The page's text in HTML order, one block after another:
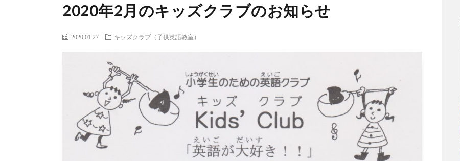
2020年2月のキッズクラブのお知らせ
2020.01.27 キッズクラブ（子供英語教室）